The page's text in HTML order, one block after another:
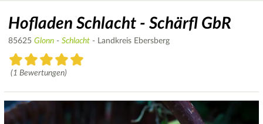
Hofladen Schlacht - Schärfl GbR
85625 Glonn - Schlacht - Landkreis Ebersberg
(1 Bewertungen)